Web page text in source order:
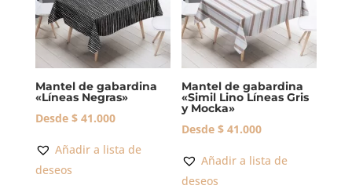
Mantel de gabardina
«Líneas Negras»
Desde $41.000
Añadir a lista de
deseos
Mantel de gabardina
«Simil Lino Líneas Gris
y Mocka»
Desde $ 41.000
Añadir a lista de
deseos